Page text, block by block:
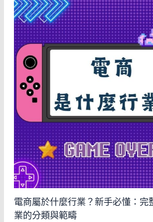
電商屬於什麼行業？新手必懂：完
業的分類與範疇